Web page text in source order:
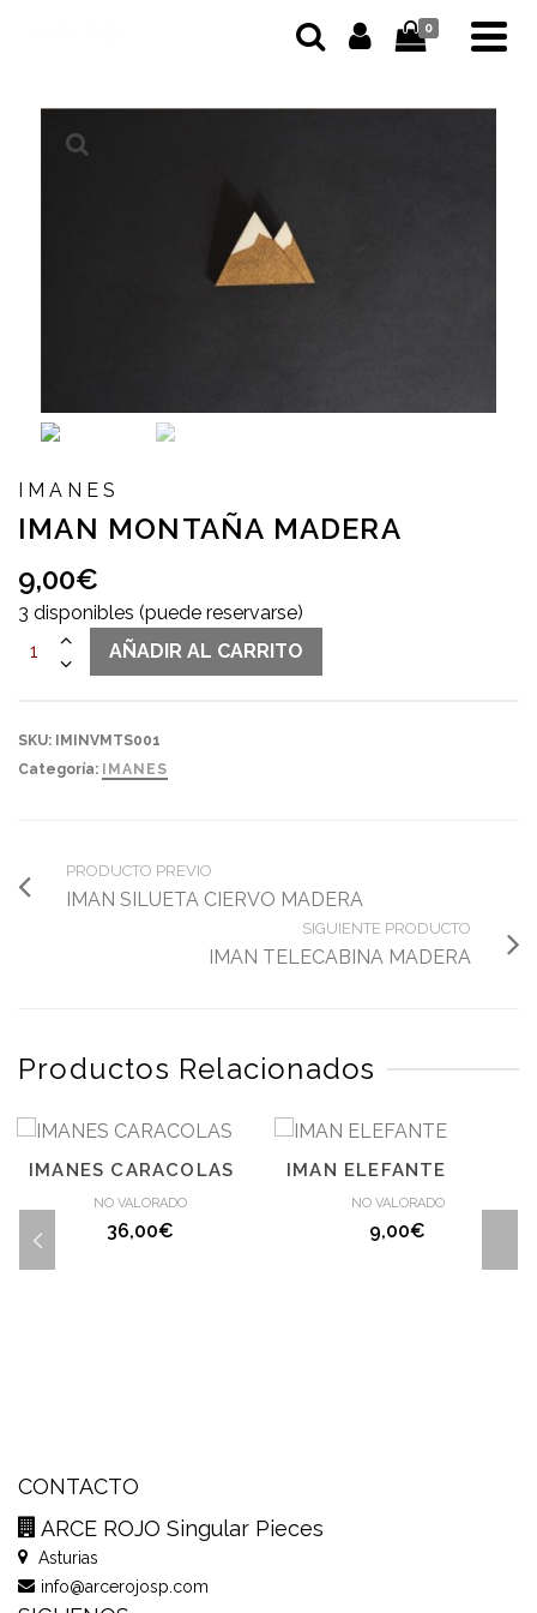
0
IMANES
IMAN MONTAÑA MADERA
9,00€
3 disponibles (puede reservarse)
IMAN
MONTAÑA
AÑADIR AL CARRITO
SKU: IMINVMTS001
Categoría: IMANES
PRODUCTO PREVIO
IMAN SILUETA CIERVO MADERA
SIGUIENTE PRODUCTO
IMAN TELECABINA MADERA
Productos Relacionados
IMANES CARACOLAS
NO VALORADO
36,00€
IMAN ELEFANTE
NO VALORADO
9,00€
CONTACTO
ARCE ROJO Singular Pieces
Asturias
info@arcerojosp.com